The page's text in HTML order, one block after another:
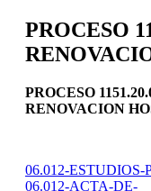
PROCESO
PROCESO
RENOVACION
06.012-ESTUDIOS-
06.012-ACTA-DE-